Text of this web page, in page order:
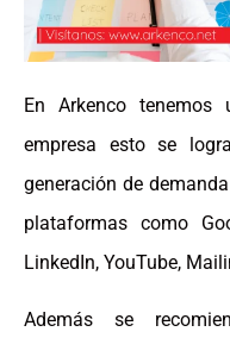
En Arkenco
empresa esto se
generación de
plataformas como
LinkedIn, YouTube,
Además se